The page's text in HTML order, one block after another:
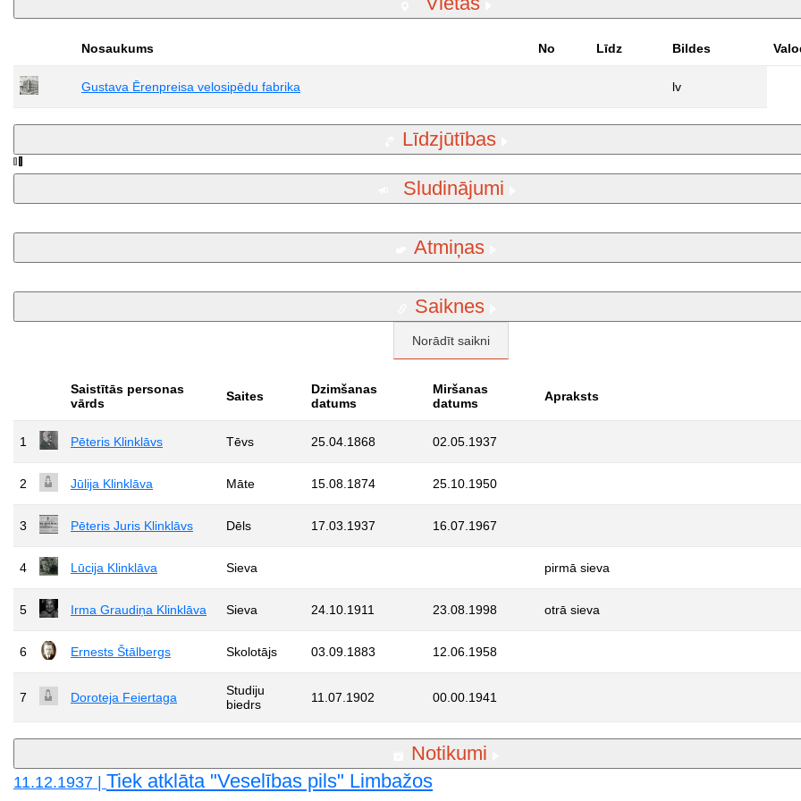
Nosaukums No Līdz Bildes
Gustava Ērenpreisa velosipēdu fabrika lv
Līdzjūtības
Sludinājumi
Atmiņas
Saiknes
Norādīt saikni
Saistītās personas
vārds
Saites
Dzimšanas
datums
Miršanas
datums
Apraksts
1 Pēteris Klinklāvs Tēvs 25.04.1868 02.05.1937
2 Jūlija Klinklāva Māte 15.08.1874 25.10.1950
3 Pēteris Juris Klinklāvs Dēls 17.03.1937 16.07.1967
4 Lūcija Klinklāva Sieva pirmā sieva
5 Irma Graudiņa Klinklāva Sieva 24.10.1911 23.08.1998 otrā sieva
6 Ernests Štālbergs Skolotājs 03.09.1883 12.06.1958
7 Doroteja Feiertaga
Studiju
biedrs
11.07.1902 00.00.1941
Notikumi
11.12.1937 | Tiek atklāta "Veselības pils" Limbažos